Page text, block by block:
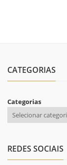
CATEGORIAS
Categorias
REDES SOCIAIS